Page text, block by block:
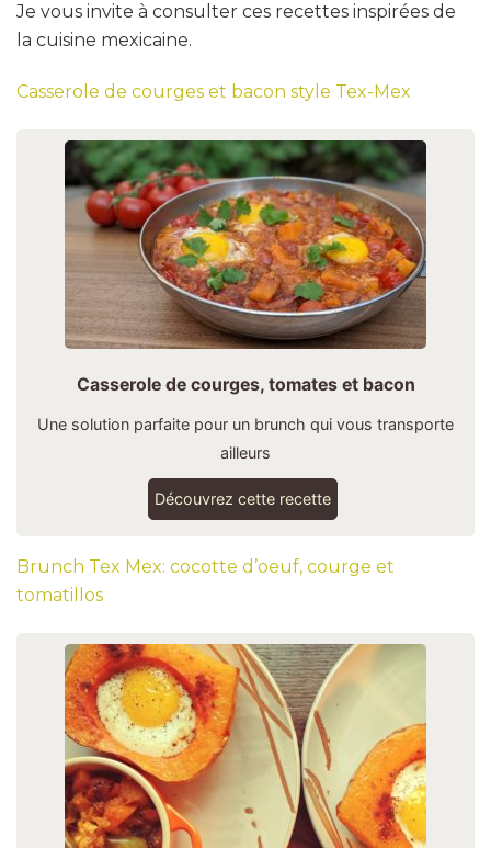
Je vous invite à consulter ces recettes inspirées de
la cuisine mexicaine.
Casserole de courges et bacon style Tex-Mex
Casserole de courges, tomates et bacon
Une solution parfaite pour un brunch qui vous transporte
ailleurs
Découvrez cette recette
Brunch Tex Mex: cocotte d’oeuf, courge et
tomatillos